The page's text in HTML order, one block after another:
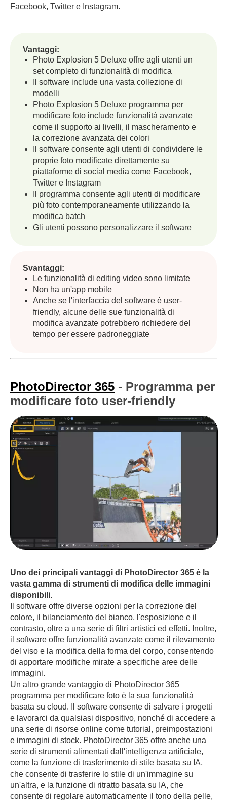
Facebook, Twitter e Instagram.
Vantaggi:
Photo Explosion 5 Deluxe offre agli utenti un
set completo di funzionalità di modifica
Il software include una vasta collezione di
modelli
Photo Explosion 5 Deluxe programma per
modificare foto include funzionalità avanzate
come il supporto ai livelli, il mascheramento e
la correzione avanzata dei colori
Il software consente agli utenti di condividere le
proprie foto modificate direttamente su
piattaforme di social media come Facebook,
Twitter e Instagram
Il programma consente agli utenti di modificare
più foto contemporaneamente utilizzando la
modifica batch
Gli utenti possono personalizzare il software
Svantaggi:
Le funzionalità di editing video sono limitate
Non ha un'app mobile
Anche se l'interfaccia del software è user-
friendly, alcune delle sue funzionalità di
modifica avanzate potrebbero richiedere del
tempo per essere padroneggiate
PhotoDirector 365 - Programma per
modificare foto user-friendly
Uno dei principali vantaggi di PhotoDirector 365 è la
vasta gamma di strumenti di modifica delle immagini
disponibili.
Il software offre diverse opzioni per la correzione del
colore, il bilanciamento del bianco, l'esposizione e il
contrasto, oltre a una serie di filtri artistici ed effetti. Inoltre,
il software offre funzionalità avanzate come il rilevamento
del viso e la modifica della forma del corpo, consentendo
di apportare modifiche mirate a specifiche aree delle
immagini.
Un altro grande vantaggio di PhotoDirector 365
programma per modificare foto è la sua funzionalità
basata su cloud. Il software consente di salvare i progetti
e lavorarci da qualsiasi dispositivo, nonché di accedere a
una serie di risorse online come tutorial, preimpostazioni
e immagini di stock. PhotoDirector 365 offre anche una
serie di strumenti alimentati dall'intelligenza artificiale,
come la funzione di trasferimento di stile basata su IA,
che consente di trasferire lo stile di un'immagine su
un'altra, e la funzione di ritratto basata su IA, che
consente di regolare automaticamente il tono della pelle,